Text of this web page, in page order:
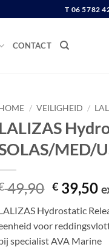
T 06 5782
CONTACT
/ VEILIGHEID /
LALIZAS
MED/
49,90
prijs
was:
€ 49,90.
€39,50
€
Hydrostatic
voor
specialist AVA Marine